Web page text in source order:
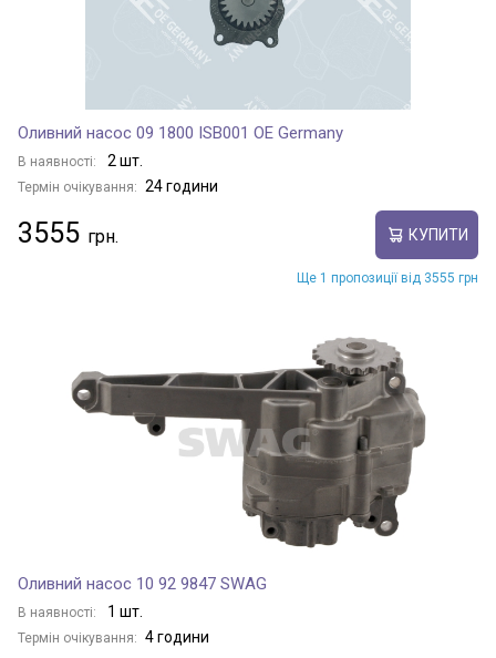
Оливний насос 09 1800 ISB001 OE Germany
В наявності: 2 шт.
Термін очікування: 24 години
3555 КУПИТИ
Ще 1 пропозиції від 3555 грн
Оливний насос 10 92 9847 SWAG
В наявності: 1 шт.
Термін очікування: 4 години